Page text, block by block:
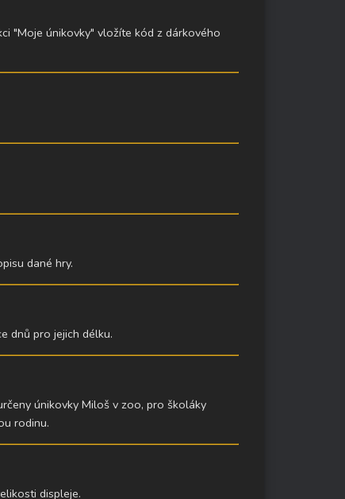
"Moje únikovky" vložíte kód z dárkového
dané hry.
dnů pro jejich délku.
únikovky Miloš v zoo, pro školáky
rodinu.
displeje.